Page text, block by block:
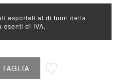
esportati al di fuori della
esenti di IVA.